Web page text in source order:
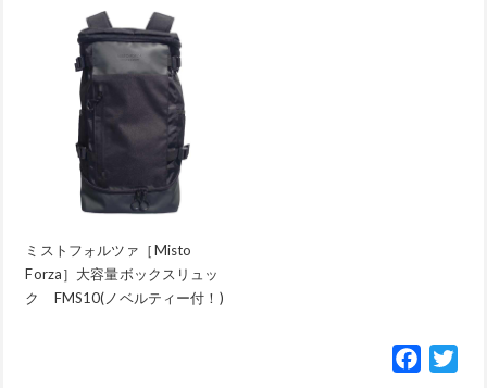
ミストフォルツァ［Misto
Forza］大容量ボックスリュッ
ク FMS10(ノベルティー付！)